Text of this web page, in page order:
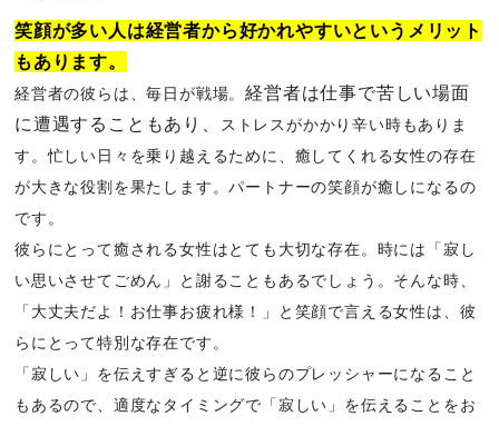
笑顔が多い人は経営者から好かれやすいというメリット
もあります。
経営者の彼らは、毎日が戦場。経営者は仕事で苦しい場面
に遭遇することもあり、
ストレスがかかり辛い時もありま
す。忙しい日々を乗り越えるために、癒してくれる女性の存在
が大きな役割を果たします。パートナーの笑顔が癒しになるの
です。
彼らにとって癒される女性はとても大切な存在。 時には「寂し
い思いさせてごめん」と謝ることもあるでしょう。 そんな時、
「大丈夫だよ！お仕事お疲れ様！」と笑顔で言える女性は、彼
らにとって特別な存在です。
「寂しい」 を伝えすぎると逆に彼らのプレッシャーになる こと
もあるので、 適度なタイミングで「寂しい」 を伝えることをお